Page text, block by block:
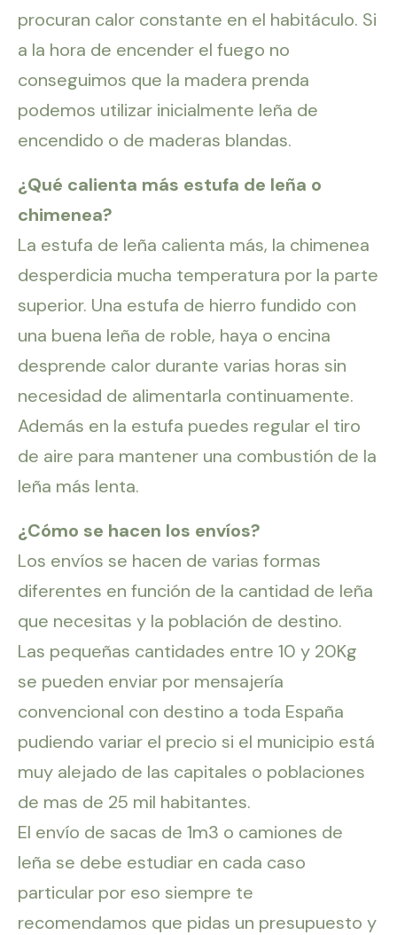
procuran calor constante en el habitáculo. Si
a la hora de encender el fuego no
conseguimos que la madera prenda
podemos utilizar inicialmente leña de
encendido o de maderas blandas.
¿Qué calienta más estufa de leña o
chimenea?
La estufa de leña calienta más, la chimenea
desperdicia mucha temperatura por la parte
superior. Una estufa de hierro fundido con
una buena leña de roble, haya o encina
desprende calor durante varias horas sin
necesidad de alimentarla continuamente.
Además en la estufa puedes regular el tiro
de aire para mantener una combustión de la
leña más lenta.
¿Cómo se hacen los envíos?
Los envíos se hacen de varias formas
diferentes en función de la cantidad de leña
que necesitas y la población de destino.
Las pequeñas cantidades entre 10 y 20Kg
se pueden enviar por mensajería
convencional con destino a toda España
pudiendo variar el precio si el municipio está
muy alejado de las capitales o poblaciones
de mas de 25 mil habitantes.
El envío de sacas de 1m3 o camiones de
leña se debe estudiar en cada caso
particular por eso siempre te
recomendamos que pidas un presupuesto y